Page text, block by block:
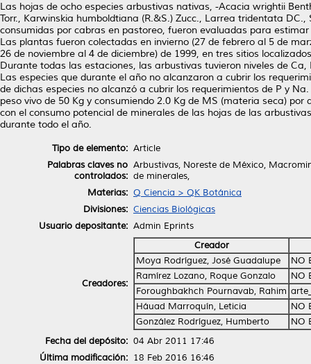
Las hojas de ocho especies arbustivas nativas, -Acacia wrightii
Torr., Karwinskia humboldtiana (R.&S.) Zucc., Larrea tridentata
consumidas por cabras en pastoreo, fueron evaluadas para
Las plantas fueron colectadas en invierno (27 de febrero al 5 de
26 de noviembre al 4 de diciembre) de 1999, en tres sitios
Durante todas las estaciones, las arbustivas tuvieron niveles de
Las especies que durante el año no alcanzaron a cubrir los
de dichas especies no alcanzó a cubrir los requerimientos de P y
peso vivo de 50 Kg y consumiendo 2.0 Kg de MS (materia seca)
con el consumo potencial de minerales de las hojas de las
durante todo el año.
Tipo de elemento: Article
Palabras claves no
controlados:
Arbustivas, Noreste de México,
de minerales,
Materias: Q Ciencia > QK Botánica
Divisiones: Ciencias Biológicas
Usuario depositante: Admin Eprints
Creadores:
Creador
Moya Rodríguez, José Guadalupe
NO
Ramírez Lozano, Roque Gonzalo
NO
Foroughbakhch Pournavab, Rahim
Háuad Marroquín, Leticia
NO
González Rodríguez, Humberto
NO
Fecha del depósito: 04 Abr 2011 17:46
Última modificación: 18 Feb 2016 16:46